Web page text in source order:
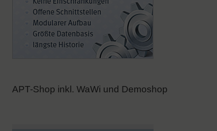
APT-Shop inkl. WaWi und Demoshop